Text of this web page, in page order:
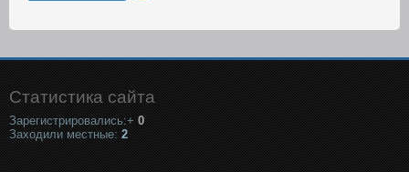
Статистика сайта
Зарегистрировались:+ 0
Заходили местные: 2